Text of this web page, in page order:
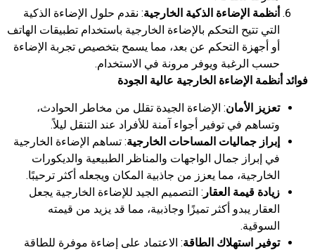
أنظمة الإضاءة الذكية الخارجية: نقدم حلول الإضاءة الذكية
التي تتيح التحكم بالإضاءة الخارجية باستخدام تطبيقات الهاتف
أو أجهزة التحكم عن بعد، مما يسمح بتخصيص تجربة الإضاءة
حسب الرغبة ويوفر مرونة في الاستخدام.
فوائد أنظمة الإضاءة الخارجية عالية الجودة
تعزيز الأمان: الإضاءة الجيدة تقلل من مخاطر الحوادث،
وتساهم في توفير أجواء آمنة للأفراد عند التنقل ليلاً.
إبراز جماليات المساحات الخارجية: تساهم الإضاءة الخارجية
في إبراز جمال الواجهات والمناظر الطبيعية والديكورات
الخارجية، مما يعزز من جاذبية المكان ويجعله أكثر ترحيبًا.
زيادة قيمة العقار : التصميم الجيد للإضاءة الخارجية يجعل
العقار يبدو أكثر تميزًا وجاذبية، مما قد يزيد من قيمته
السوقية.
توفير استهلاك الطاقة: الاعتماد على إضاءة موفرة للطاقة